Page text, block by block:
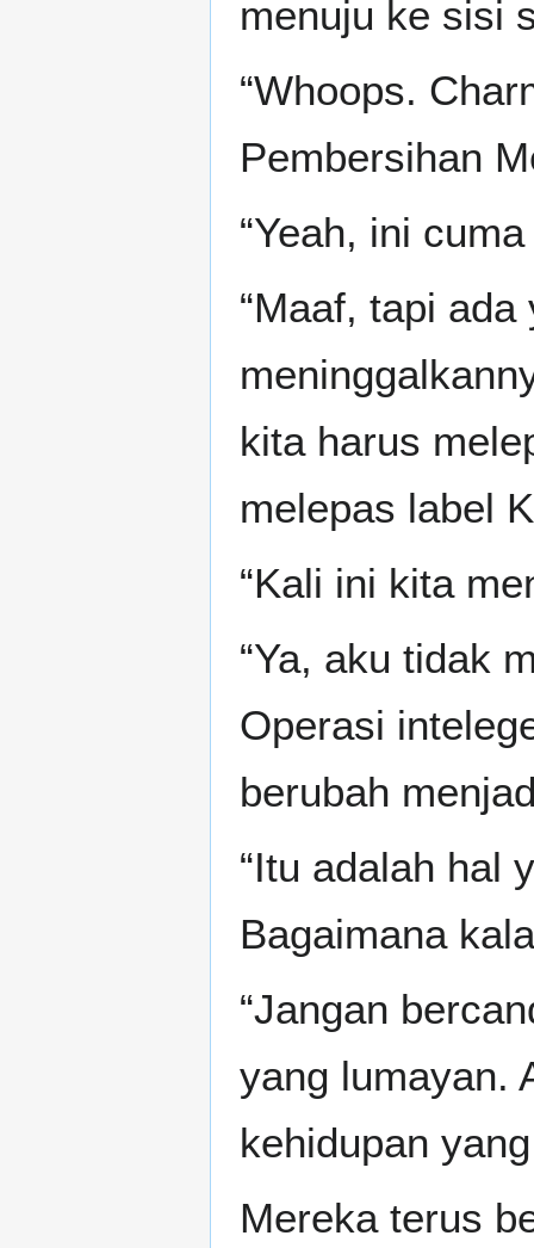
menuju ke sisi
“Whoops.
Pembersihan
“Yeah, ini
“Maaf, tapi
kita harus
melepas label
“Kali ini kita
“Ya, aku tidak
Operasi
berubah
“Itu adalah hal
Bagaimana
“Jangan
yang lumayan.
kehidupan
Mereka terus